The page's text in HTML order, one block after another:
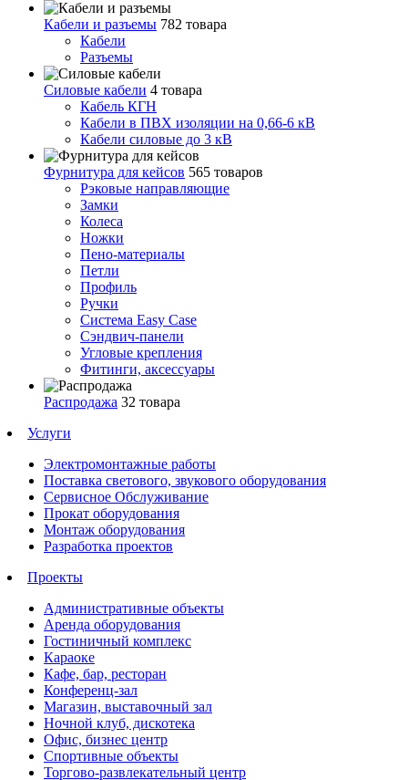
Кабели и разъемы 782 товара
Кабели
Разъемы
Силовые кабели 4 товара
Кабель КГН
Кабели в ПВХ изоляции на 0,66-6 кВ
Кабели силовые до 3 кВ
Фурнитура для кейсов 565 товаров
Рэковые направляющие
Замки
Колеса
Ножки
Пено-материалы
Петли
Профиль
Ручки
Система Easy Case
Сэндвич-панели
Угловые крепления
Фитинги, аксессуары
Распродажа 32 товара
Услуги
Электромонтажные работы
Поставка светового, звукового оборудования
Сервисное Обслуживание
Прокат оборудования
Монтаж оборудования
Разработка проектов
Проекты
Административные объекты
Аренда оборудования
Гостиничный комплекс
Караоке
Кафе, бар, ресторан
Конференц-зал
Магазин, выставочный зал
Ночной клуб, дискотека
Офис, бизнес центр
Спортивные объекты
Торгово-развлекательный центр